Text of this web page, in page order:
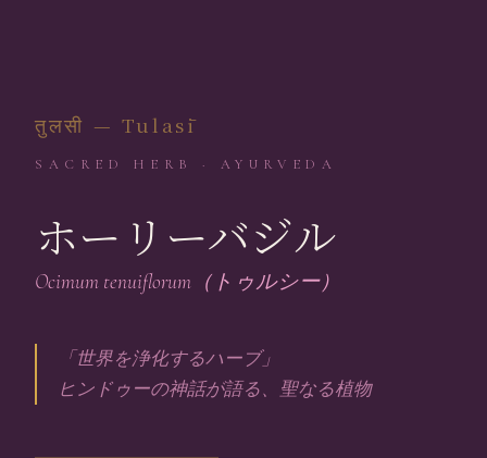
तुलसी — Tulasī
SACRED HERB · AYURVEDA
ホーリーバジル
Ocimum tenuiflorum（トゥルシー）
「世界を浄化するハーブ」
ヒンドゥーの神話が語る、聖なる植物